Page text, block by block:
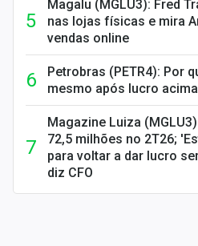
Magalu (MGLU3): Fred
nas lojas físicas e mira
vendas online
Petrobras (PETR4): Por
mesmo após lucro
Magazine Luiza
72,5 milhões no 2T26;
para voltar a dar lucro
diz CFO